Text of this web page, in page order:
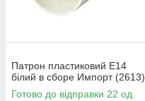
Патрон пластиковий Е14
білий в сборе Импорт (2613)
Готово до відправки 22 од.